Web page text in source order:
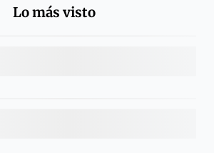
Lo más visto